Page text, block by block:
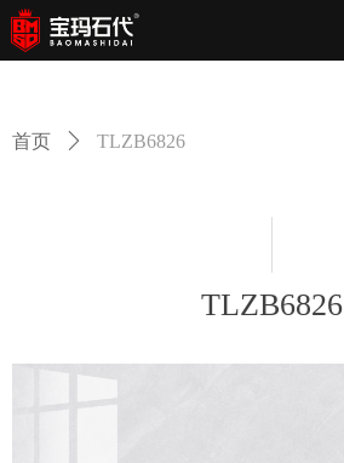
首页 ꄲ TLZB6826
TLZB6826